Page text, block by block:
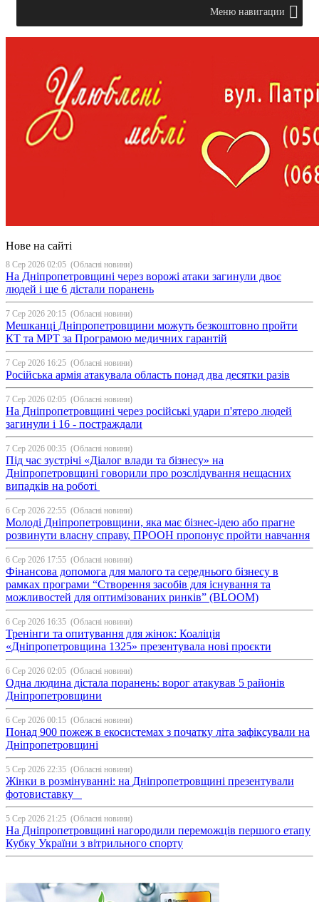
Меню навигации
Нове на сайті
8 Сер 2026 02:05 (Обласні новини)
На Дніпропетровщині через ворожі атаки загинули двоє
людей і ще 6 дістали поранень
7 Сер 2026 20:15 (Обласні новини)
Мешканці Дніпропетровщини можуть безкоштовно пройти
КТ та МРТ за Програмою медичних гарантій
7 Сер 2026 16:25 (Обласні новини)
Російська армія атакувала область понад два десятки разів
7 Сер 2026 02:05 (Обласні новини)
На Дніпропетровщині через російські удари п'ятеро людей
загинули і 16 - постраждали
7 Сер 2026 00:35 (Обласні новини)
Під час зустрічі «Діалог влади та бізнесу» на
Дніпропетровщині говорили про розслідування нещасних
випадків на роботі
6 Сер 2026 22:55 (Обласні новини)
Молоді Дніпропетровщини, яка має бізнес-ідею або прагне
розвинути власну справу, ПРООН пропонує пройти навчання
6 Сер 2026 17:55 (Обласні новини)
Фінансова допомога для малого та середнього бізнесу в
рамках програми “Створення засобів для існування та
можливостей для оптимізованих ринків” (BLOOM)
6 Сер 2026 16:35 (Обласні новини)
Тренінги та опитування для жінок: Коаліція
«Дніпропетровщина 1325» презентувала нові проєкти
6 Сер 2026 02:05 (Обласні новини)
Одна людина дістала поранень: ворог атакував 5 районів
Дніпропетровщини
6 Сер 2026 00:15 (Обласні новини)
Понад 900 пожеж в екосистемах з початку літа зафіксували на
Дніпропетровщині
5 Сер 2026 22:35 (Обласні новини)
Жінки в розмінуванні: на Дніпропетровщині презентували
фотовиставку
5 Сер 2026 21:25 (Обласні новини)
На Дніпропетровщині нагородили переможців першого етапу
Кубку України з вітрильного спорту